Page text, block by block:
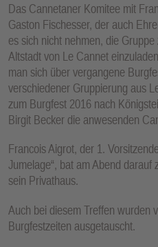
Das Cannetaner Komitee mit
Gaston Fischesser, der auch
es sich nicht nehmen, die
Altstadt von Le Cannet
man sich über vergangene
verschiedener Gruppierung aus
zum Burgfest 2016 nach
Birgit Becker die anwesenden
Francois Aigrot, der 1.
Jumelage“, bat am Abend darauf
sein Privathaus.
Auch bei diesem Treffen wurden
Burgfestzeiten ausgetauscht.